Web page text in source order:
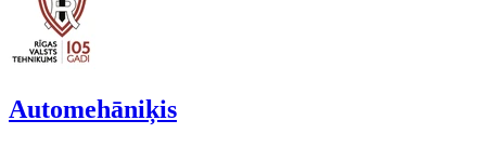
Automehāniķis